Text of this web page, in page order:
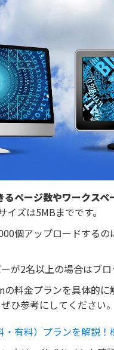
るページ数やワークスペ
ズは5MBまでです。
個アップロードする
が2名以上の場合はブ
料金プランを具体的
ひ参考にしてください。
有料）プランを解説！